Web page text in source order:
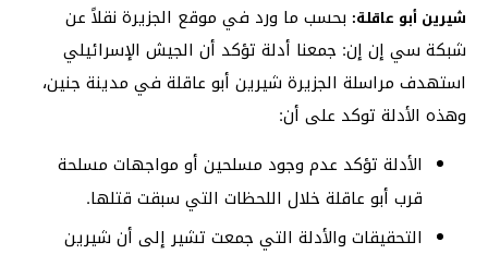
شيرين أبو عاقلة: بحسب ما ورد في موقع الجزيرة نقلاً عن
شبكة سي إن إن: جمعنا أدلة تؤكد أن الجيش الإسرائيلي
استهدف مراسلة الجزيرة شيرين أبو عاقلة في مدينة جنين،
وهذه الأدلة توكد على أن:
الأدلة تؤكد عدم وجود مسلحين أو مواجهات مسلحة
قرب أبو عاقلة خلال اللحظات التي سبقت قتلها.
التحقيقات والأدلة التي جمعت تشير إلى أن شيرين